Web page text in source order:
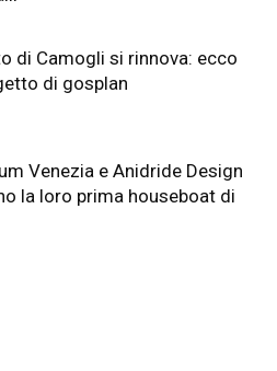
di Camogli si rinnova: ecco
di gosplan
Venezia e Anidride Design
la loro prima houseboat di